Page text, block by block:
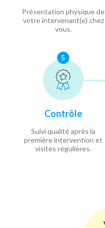
Présentation physique de
votre intervenant(e) chez
vous.
5
Contrôle
Suivi qualité après la
première intervention et
visites régulières.